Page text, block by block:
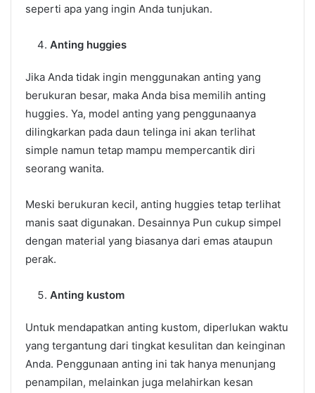
seperti apa yang ingin Anda tunjukan.
Anting huggies
Jika Anda tidak ingin menggunakan anting yang
berukuran besar, maka Anda bisa memilih anting
huggies. Ya, model anting yang penggunaanya
dilingkarkan pada daun telinga ini akan terlihat
simple namun tetap mampu mempercantik diri
seorang wanita.
Meski berukuran kecil, anting huggies tetap terlihat
manis saat digunakan. Desainnya Pun cukup simpel
dengan material yang biasanya dari emas ataupun
perak.
Anting kustom
Untuk mendapatkan anting kustom, diperlukan waktu
yang tergantung dari tingkat kesulitan dan keinginan
Anda. Penggunaan anting ini tak hanya menunjang
penampilan, melainkan juga melahirkan kesan